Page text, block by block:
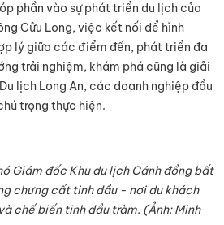
phần vào sự phát triển du lịch của
Cửu Long, việc kết nối để hình
lý giữa các điểm đến, phát triển đa
trải nghiệm, khám phá cũng là giải
lịch Long An, các doanh nghiệp đầu
trọng thực hiện.
Giám đốc Khu du lịch Cánh đồng bất
chưng cất tinh dầu - nơi du khách
chế biến tinh dầu tràm. (Ảnh: Minh